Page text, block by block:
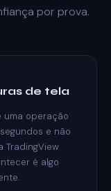
por prova.
de tela
uma operação
e não
TradingView
é algo